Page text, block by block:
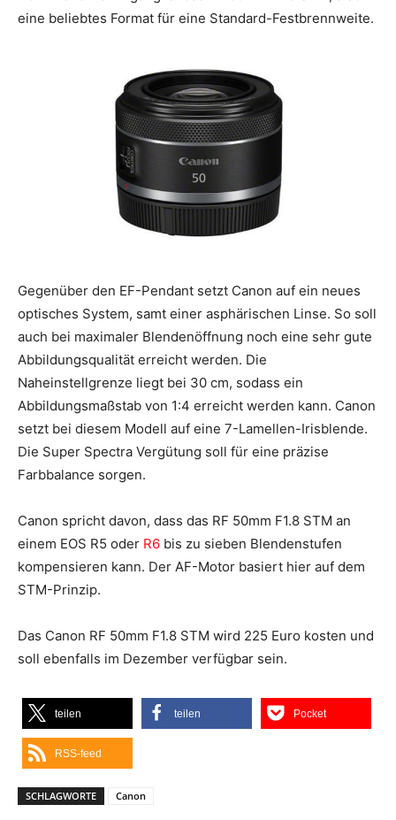
eine beliebtes Format für eine Standard-Festbrennweite.
Gegenüber den EF-Pendant setzt Canon auf ein neues
optisches System, samt einer asphärischen Linse. So soll
auch bei maximaler Blendenöffnung noch eine sehr gute
Abbildungsqualität erreicht werden. Die
Naheinstellgrenze liegt bei 30 cm, sodass ein
Abbildungsmaßstab von 1:4 erreicht werden kann. Canon
setzt bei diesem Modell auf eine 7-Lamellen-Irisblende.
Die Super Spectra Vergütung soll für eine präzise
Farbbalance sorgen.
Canon spricht davon, dass das RF 50mm F1.8 STM an
einem EOS R5 oder R6 bis zu sieben Blendenstufen
kompensieren kann. Der AF-Motor basiert hier auf dem
STM-Prinzip.
Das Canon RF 50mm F1.8 STM wird 225 Euro kosten und
soll ebenfalls im Dezember verfügbar sein.
teilen teilen Pocket
RSS-feed
SCHLAGWORTE Canon